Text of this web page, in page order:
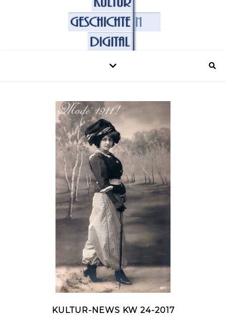
KULTUR-NEWS KW 24-2017